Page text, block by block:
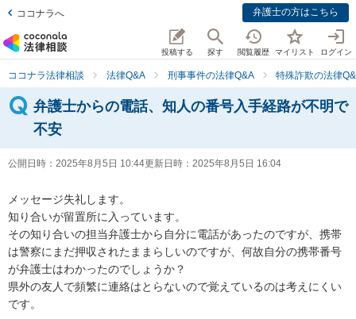
ココナラへ 弁護士の方はこちら
投稿する 探す 閲覧履歴 マイリスト ログイン
ココナラ法律相談 法律Q&A 刑事事件の法律Q&A 特殊詐欺の法律
弁護士からの電話、知人の番号入手経路が不明で
不安
公開日時： 2025年8月5日 10:44更新日時： 2025年8月5日 16:04
メッセージ失礼します。
知り合いが留置所に入っています。
その知り合いの担当弁護士から自分に電話があったのですが、携帯
は警察にまだ押収されたままらしいのですが、何故自分の携帯番号
が弁護士はわかったのでしょうか？
県外の友人で頻繁に連絡はとらないので覚えているのは考えにくい
です。